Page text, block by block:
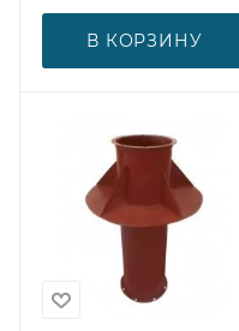
В КОРЗИНУ